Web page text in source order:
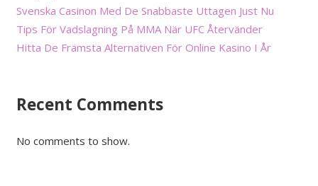
Svenska Casinon Med De Snabbaste Uttagen Just Nu
Tips För Vadslagning På MMA När UFC Återvänder
Hitta De Främsta Alternativen För Online Kasino I År
Recent Comments
No comments to show.